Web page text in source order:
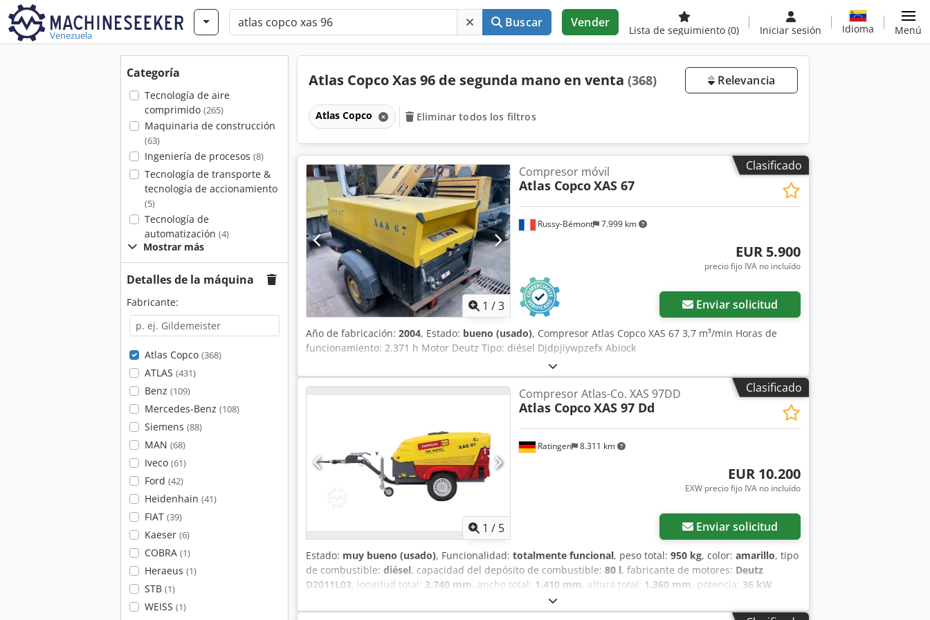
Venezuela
Buscar Vender
Lista de seguimiento (0) Iniciar sesión Idioma Menú
Categoría
Tecnología de aire
comprimido (265)
Maquinaria de construcción
(63)
Ingeniería de procesos (8)
Tecnología de transporte &
tecnología de accionamiento
(5)
Tecnología de
automatización (4)
Mostrar más
Detalles de la máquina
Fabricante:
Atlas Copco (368)
ATLAS (431)
Benz (109)
Mercedes-Benz (108)
Siemens (88)
MAN (68)
Iveco (61)
Ford (42)
Heidenhain (41)
FIAT (39)
Kaeser (6)
COBRA (1)
Heraeus (1)
STB (1)
WEISS (1)
Atlas Copco Xas 96 de segunda mano en venta (368) Relevancia
Atlas Copco Eliminar todos los filtros
Clasificado
1 /3
Russy-Bémont 7.999 km
Compresor móvil
Atlas CopcoXAS 67
EUR 5.900
precio fijo IVA no incluído
Enviar solicitud
Año de fabricación: 2004, Estado: bueno (usado), Compresor Atlas Copco XAS 67 3,7 m³/min Horas de
funcionamiento: 2.371 h Motor Deutz Tipo: diésel Djdpjiywpzefx Abiock
Clasificado
1 / 5
Ratingen 8.311 km
Compresor Atlas-Co. XAS 97DD
Atlas CopcoXAS 97 Dd
EUR 10.200
EXW precio fijo IVA no incluído
Enviar solicitud
Estado: muy bueno (usado), Funcionalidad: totalmente funcional, peso total: 950 kg, color: amarillo, tipo
de combustible: diésel, capacidad del depósito de combustible: 80 l, fabricante de motores: Deutz
D2011L03, longitud total: 3.740 mm, ancho total: 1.410 mm, altura total: 1.360 mm, potencia: 36 kW
, presión de funcionamiento:
(máx.):8,5 bar, nivel de ruido:98 dB, Año de fabricación:2016, horas de funcionamiento:1.190 h, próxima